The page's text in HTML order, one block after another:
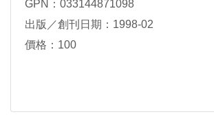
GPN：033144871098
出版／創刊日期：1998-02
價格：100